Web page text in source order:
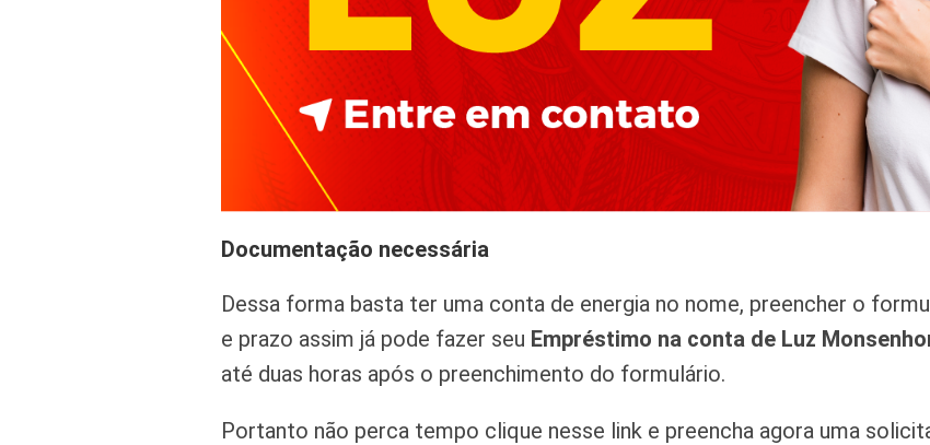
Documentação necessária
Dessa forma basta ter uma conta de energia no nome, preencher o
e prazo assim já pode fazer seu Empréstimo na conta de Luz
até duas horas após o preenchimento do formulário.
Portanto não perca tempo clique nesse link e preencha agora uma